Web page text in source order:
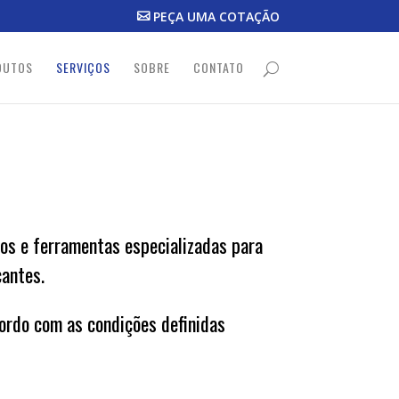
PEÇA UMA COTAÇÃO
SERVIÇOS SOBRE CONTATO
e ferramentas especializadas para
com as condições definidas